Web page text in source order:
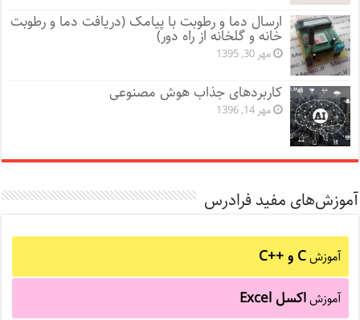
ارسال دما و رطوبت با پیامک (دریافت دما و رطوبت
خانه و گلخانه از راه دور)
مهر 30, 1395
کاربردهای جذاب هوش مصنوعی
مهر 14, 1396
آموزش‌های مفید فرادرس
آموزشC و C++‎
آموزشاکسل Excel